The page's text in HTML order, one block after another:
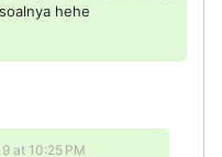
hehe
at 10:25 PM